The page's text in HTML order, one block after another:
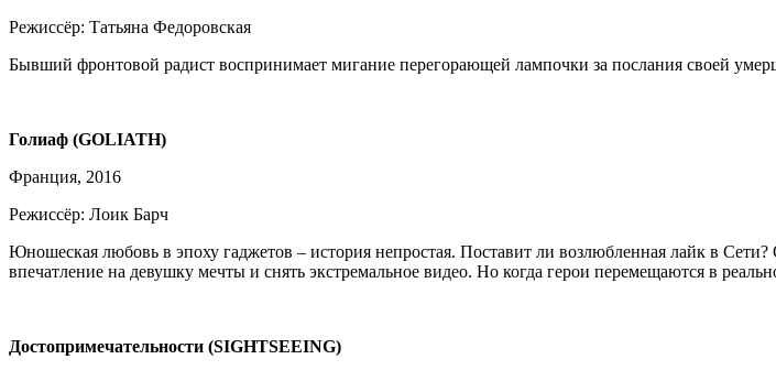
Режиссёр: Татьяна Федоровская
Бывший фронтовой радист воспринимает мигание перегорающей лампочки за послания своей
Голиаф (GOLIATH)
Франция, 2016
Режиссёр: Лоик Барч
Юношеская любовь в эпоху гаджетов – история непростая. Поставит ли возлюбленная лайк в
впечатление на девушку мечты и снять экстремальное видео. Но когда герои перемещаются в
Достопримечательности (SIGHTSEEING)